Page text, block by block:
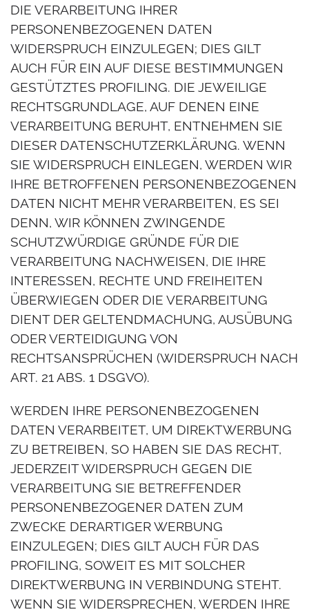
DIE VERARBEITUNG IHRER
PERSONENBEZOGENEN DATEN
WIDERSPRUCH EINZULEGEN; DIES GILT
AUCH FÜR EIN AUF DIESE BESTIMMUNGEN
GESTÜTZTES PROFILING. DIE JEWEILIGE
RECHTSGRUNDLAGE, AUF DENEN EINE
VERARBEITUNG BERUHT, ENTNEHMEN SIE
DIESER DATENSCHUTZERKLÄRUNG. WENN
SIE WIDERSPRUCH EINLEGEN, WERDEN WIR
IHRE BETROFFENEN PERSONENBEZOGENEN
DATEN NICHT MEHR VERARBEITEN, ES SEI
DENN, WIR KÖNNEN ZWINGENDE
SCHUTZWÜRDIGE GRÜNDE FÜR DIE
VERARBEITUNG NACHWEISEN, DIE IHRE
INTERESSEN, RECHTE UND FREIHEITEN
ÜBERWIEGEN ODER DIE VERARBEITUNG
DIENT DER GELTENDMACHUNG, AUSÜBUNG
ODER VERTEIDIGUNG VON
RECHTSANSPRÜCHEN (WIDERSPRUCH NACH
ART. 21 ABS. 1 DSGVO).
WERDEN IHRE PERSONENBEZOGENEN
DATEN VERARBEITET, UM DIREKTWERBUNG
ZU BETREIBEN, SO HABEN SIE DAS RECHT,
JEDERZEIT WIDERSPRUCH GEGEN DIE
VERARBEITUNG SIE BETREFFENDER
PERSONENBEZOGENER DATEN ZUM
ZWECKE DERARTIGER WERBUNG
EINZULEGEN; DIES GILT AUCH FÜR DAS
PROFILING, SOWEIT ES MIT SOLCHER
DIREKTWERBUNG IN VERBINDUNG STEHT.
WENN SIE WIDERSPRECHEN, WERDEN IHRE